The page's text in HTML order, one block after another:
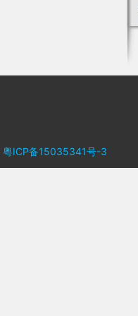
粤ICP备15035341号-3